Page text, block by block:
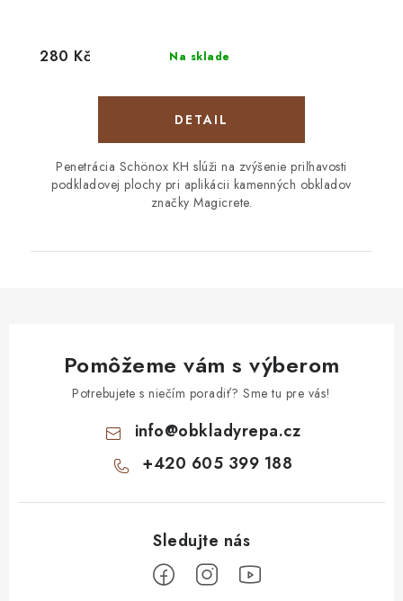
Na sklade
280 Kč
DETAIL
Penetrácia Schönox KH slúži na zvýšenie priľnavosti
podkladovej plochy pri aplikácii kamenných obkladov
značky Magicrete.
Pomôžeme vám s výberom
Potrebujete s niečím poradiť? Sme tu pre vás!
info@obkladyrepa.cz
+420 605 399 188